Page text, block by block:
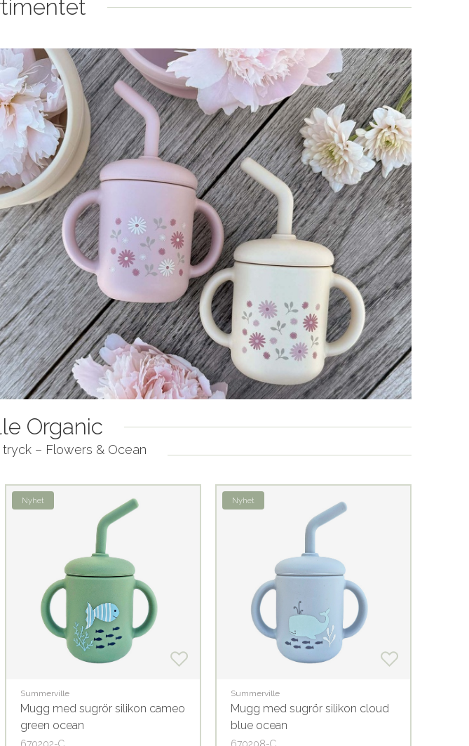
Organic
– Flowers & Ocean
Nyhet
Summerville
Mugg med sugrör silikon cameo
green ocean
Nyhet
Summerville
Mugg med sugrör silikon cloud
blue ocean